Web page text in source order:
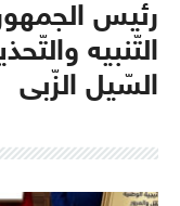
رئيس
التّنبيه
السّيل الزّبى